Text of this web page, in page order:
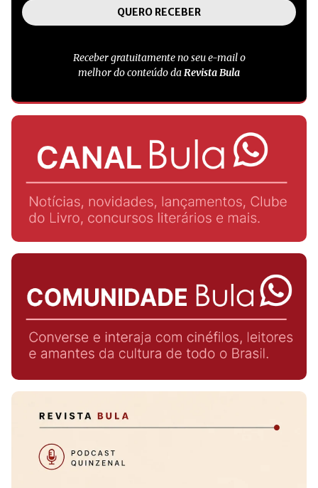
Receber gratuitamente no seu e-mail o
melhor do conteúdo daRevista Bula